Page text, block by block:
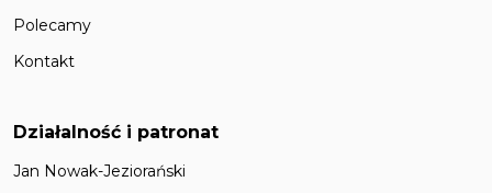
Polecamy
Kontakt
Działalność i patronat
Jan Nowak-Jeziorański